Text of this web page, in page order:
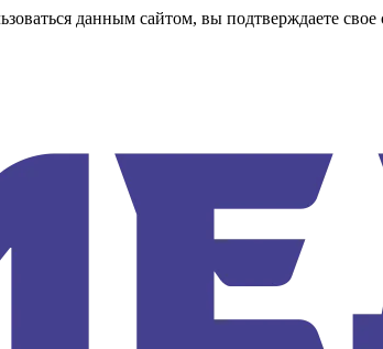
данным сайтом, вы подтверждаете